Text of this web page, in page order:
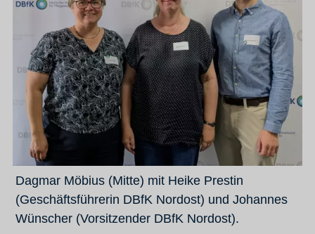
Dagmar Möbius (Mitte) mit Heike Prestin
(Geschäftsführerin DBfK Nordost) und Johannes
Wünscher (Vorsitzender DBfK Nordost).